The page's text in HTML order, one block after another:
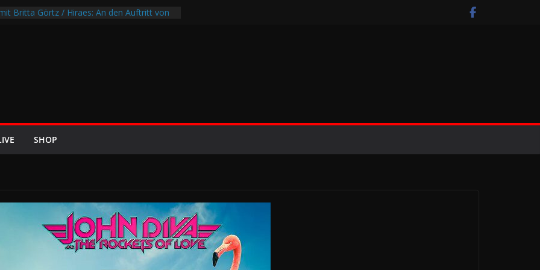
Britta Görtz / Hiraes: An den Auftritt von
Rockfestival 2026 lädt vom bis 22.
ins Wikingerland Haddeby
im Sommer 2026 mit den Nightwish
europäischen Bühnen
2026 u.a. mit Helloween, In Flames,
und Eisbrecher
SHOP